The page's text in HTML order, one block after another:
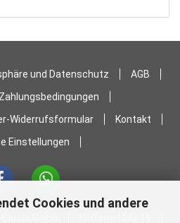
Cookies und andere
und Datenschutz
AGB
Widerrufsformular
Kontakt
Einstellungen